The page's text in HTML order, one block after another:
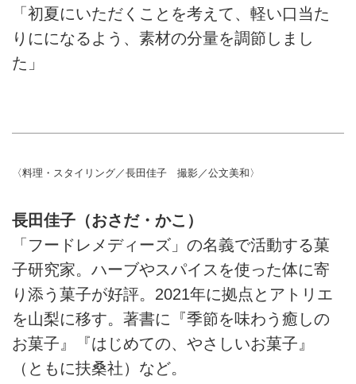
「初夏にいただくことを考えて、軽い口当た
りにになるよう、素材の分量を調節しまし
た」
〈料理・スタイリング／長田佳子 撮影／公文美和〉
長田佳子（おさだ・かこ）
「フードレメディーズ」の名義で活動する菓
子研究家。ハーブやスパイスを使った体に寄
り添う菓子が好評。2021年に拠点とアトリエ
を山梨に移す。著書に『季節を味わう癒しの
お菓子』『はじめての、やさしいお菓子』
（ともに扶桑社）など。